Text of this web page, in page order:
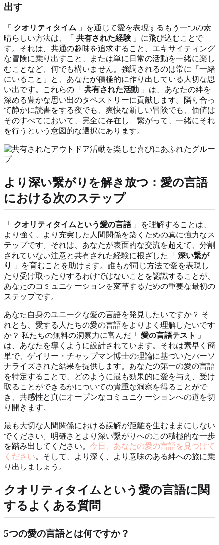
出す
「 クオリティタイム 」を通じて愛を表現するもう一つの素
晴らしい方法は、「 共有された経験 」に飛び込むことで
す。それは、共通の趣味を追求すること、エキサイティング
な冒険に乗り出すこと、または単に日常の活動を一緒に楽し
むことなど、何でも構いません。強調されるのは常に「一緒
にいること」と、あなたが積極的に作り出している大切な思
い出です。これらの「 共有された活動 」は、あなたの絆を
深める豊かな思い出のタペストリーに貢献します。隣り合っ
て静かに読書をする夜でも、爽快な新しい冒険でも、価値は
そのすべてにおいて、完全に存在し、繋がって、一緒にそれ
を行うという意図的な選択にあります。
より深い繋がりを解き放つ：愛の言語
における次のステップ
「 クオリティタイムという愛の言語」を理解することは、
より強く、より充実した人間関係を築くための真に強力なス
テップです。それは、あなたが表面的な交流を超えて、分割
されていない注意と共有された経験に根ざした「 深い繋が
り
」を育むことを助けます。誰もが同じ方法で愛を表現し
たり受け取ったりするわけではないことを認識することが、
あなたのコミュニケーションを変革するための重要な最初の
ステップです。
あなた自身のユニークな愛の言語を発見したいですか？ そ
れとも、愛する人たちの愛の言語をよりよく理解したいです
か？ 私たちの無料の洞察力に富んだ「 愛の言語テスト
」
は、あなたを導くように設計されています。それは素早く簡
単で、ゲイリー・チャップマン博士の理論に基づいたパーソ
ナライズされた結果を提供します。あなたの第一の愛の言語
を特定することで、どのように最も効果的に愛を与え、受け
取ることができるかについての貴重な洞察を得ることがで
き、共感性と真にオープンなコミュニケーションへの道を切
り開きます。
最も大切な人間関係における誤解が距離を生むままにしない
でください。明確さとより深い繋がりへのこの積極的な一歩
を踏み出してください。 今日、あなたの愛の言語を見つけて
ください。そして、より深く、より意味のある絆への旅に乗
り出しましょう。
クオリティタイムという愛の言語に関
するよくある質問
5つの愛の言語とは何ですか？